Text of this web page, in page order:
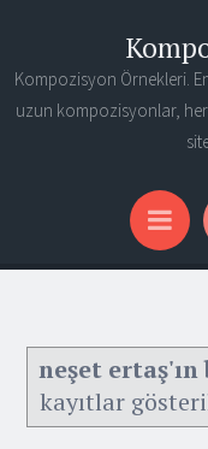
Kompozisyon Örnekleri.
uzun kompozisyonlar,
neşet
kayıtlar